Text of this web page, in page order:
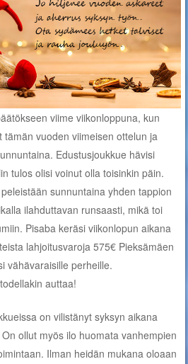
viime viikonloppuna, kun
tämän vuoden viimeisen ottelun ja
Edustusjoukkue hävisi
tulos olisi voinut olla toisinkin päin.
sunnuntaina yhden tappion
ilahduttavan runsaasti, mikä toi
Pisaba keräsi viikonlopun aikana
lahjoitusvaroja 575€ Pieksämäen
vähävaraisille perheille.
auttaa!
on vilistänyt syksyn aikana
ollut myös ilo huomata vanhempien
Ilman heidän mukana oloaan